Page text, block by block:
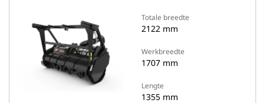
Totale breedte
2122 mm
Werkbreedte
1707 mm
Lengte
1355 mm